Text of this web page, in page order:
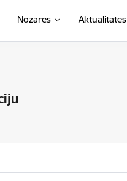
Nozares Aktualitātes